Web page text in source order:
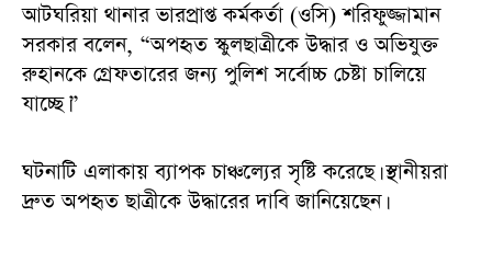
আটঘরিয়া থানার ভারপ্রাপ্ত কর্মকর্তা (ওসি) শরিফুজ্জামান
সরকার বলেন, “অপহৃত স্কুলছাত্রীকে উদ্ধার ও অভিযুক্ত
রুহানকে গ্রেফতারের জন্য পুলিশ সর্বোচ্চ চেষ্টা চালিয়ে
যাচ্ছে।”
ঘটনাটি এলাকায় ব্যাপক চাঞ্চল্যের সৃষ্টি করেছে। স্থানীয়রা
দ্রুত অপহৃত ছাত্রীকে উদ্ধারের দাবি জানিয়েছেন।